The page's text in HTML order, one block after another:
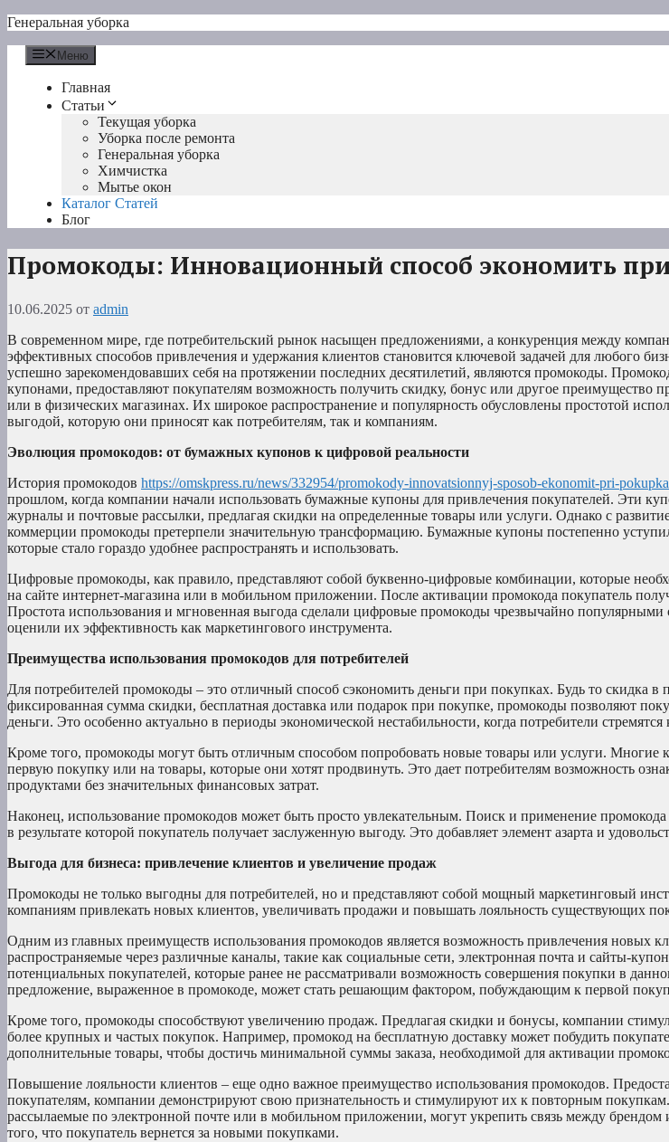
Перейти
содержимому
Генеральная уборка
Меню
Главная
Статьи
Текущая уборка
Уборка после ремонта
Генеральная уборка
Химчистка
Мытье окон
Каталог Статей
Блог
Промокоды: Инновационный способ экономить
10.06.2025 от admin
В современном мире, где потребительский рынок насыщен предложениями, а конкуренция между
эффективных способов привлечения и удержания клиентов становится ключевой задачей для любого
успешно зарекомендовавших себя на протяжении последних десятилетий, являются промокоды.
купонами, предоставляют покупателям возможность получить скидку, бонус или другое преимущество
или в физических магазинах. Их широкое распространение и популярность обусловлены простотой
выгодой, которую они приносят как потребителям, так и компаниям.
Эволюция промокодов: от бумажных купонов к цифровой реальности
История промокодов https://omskpress.ru/news/332954/promokody-innovatsionnyj-sposob-ekonomit-pri-
прошлом, когда компании начали использовать бумажные купоны для привлечения покупателей. Эти
журналы и почтовые рассылки, предлагая скидки на определенные товары или услуги. Однако с
коммерции промокоды претерпели значительную трансформацию. Бумажные купоны постепенно
которые стало гораздо удобнее распространять и использовать.
Цифровые промокоды, как правило, представляют собой буквенно-цифровые комбинации, которые
на сайте интернет-магазина или в мобильном приложении. После активации промокода покупатель
Простота использования и мгновенная выгода сделали цифровые промокоды чрезвычайно популярными
оценили их эффективность как маркетингового инструмента.
Преимущества использования промокодов для потребителей
Для потребителей промокоды – это отличный способ сэкономить деньги при покупках. Будь то скидка в
фиксированная сумма скидки, бесплатная доставка или подарок при покупке, промокоды позволяют
деньги. Это особенно актуально в периоды экономической нестабильности, когда потребители
Кроме того, промокоды могут быть отличным способом попробовать новые товары или услуги. Многие
первую покупку или на товары, которые они хотят продвинуть. Это дает потребителям возможность
продуктами без значительных финансовых затрат.
Наконец, использование промокодов может быть просто увлекательным. Поиск и применение
в результате которой покупатель получает заслуженную выгоду. Это добавляет элемент азарта и
Выгода для бизнеса: привлечение клиентов и увеличение продаж
Промокоды не только выгодны для потребителей, но и представляют собой мощный маркетинговый
компаниям привлекать новых клиентов, увеличивать продажи и повышать лояльность существующих
Одним из главных преимуществ использования промокодов является возможность привлечения новых
распространяемые через различные каналы, такие как социальные сети, электронная почта и сайты-
потенциальных покупателей, которые ранее не рассматривали возможность совершения покупки в
предложение, выраженное в промокоде, может стать решающим фактором, побуждающим к первой
Кроме того, промокоды способствуют увеличению продаж. Предлагая скидки и бонусы, компании
более крупных и частых покупок. Например, промокод на бесплатную доставку может побудить
дополнительные товары, чтобы достичь минимальной суммы заказа, необходимой для активации
Повышение лояльности клиентов – еще одно важное преимущество использования промокодов.
покупателям, компании демонстрируют свою признательность и стимулируют их к повторным
рассылаемые по электронной почте или в мобильном приложении, могут укрепить связь между брендом
того, что покупатель вернется за новыми покупками.